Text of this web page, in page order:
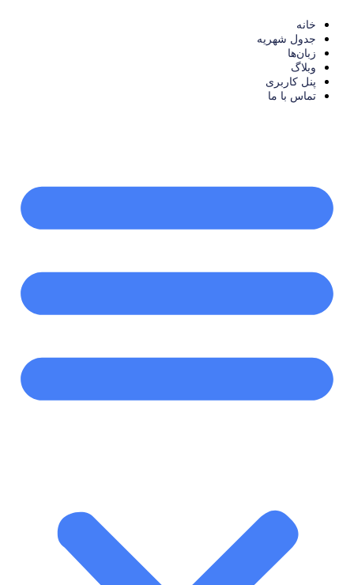
خانه
جدول شهریه
زبان‌ها
وبلاگ
پنل کاربری
تماس با ما